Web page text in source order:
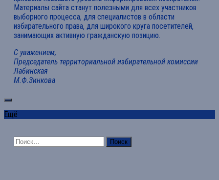
Материалы сайта станут полезными для всех участников
выборного процесса, для специалистов в области
избирательного права, для широкого круга посетителей,
занимающих активную гражданскую позицию.
С уважением,
Председатель территориальной избирательной комиссии
Лабинская
М.Ф.Зинкова
Ещё
Найти: